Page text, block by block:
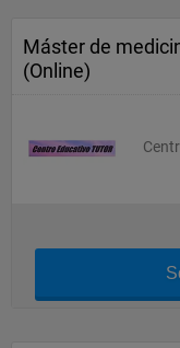
Máster de
(Online)